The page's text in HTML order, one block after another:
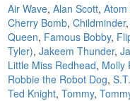
Air Wave, Alan Scott, Atom
Cherry Bomb, Childminder,
Queen, Famous Bobby,
Tyler), Jakeem Thunder,
Little Miss Redhead, Molly
Robbie the Robot Dog,
Ted Knight, Tommy,